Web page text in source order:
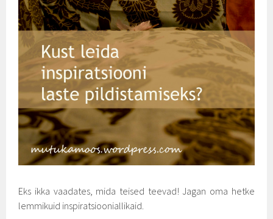
Eks ikka vaadates, mida teised teevad! Jagan oma hetke
lemmikuid inspiratsiooniallikaid.